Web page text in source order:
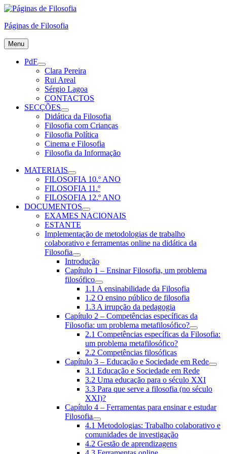
Skip
content
Páginas de Filosofia
Menu
PdF
expand
child
menu
Clara Pereira
Rui Areal
Sérgio Lagoa
CONTACTOS
SECÇÕES
expand
child
menu
Didática da Filosofia
Filosofia com Crianças
Filosofia Política
Cinema e Filosofia
Filosofia da Informação
MATERIAIS
expand
child
menu
FILOSOFIA 10.º ANO
FILOSOFIA 11.º
FILOSOFIA 12.º ANO
DOCUMENTOS
expand
child
EXAMES NACIONAIS
ESTANTE
Implementação de metodologias de trabalho
colaborativo e ferramentas online na didática da
Filosofia
expand
child
menu
Introdução
Capítulo 1 – Ensinar Filosofia, um problema
filosófico
expand
child
menu
1.1 A ensinabilidade da Filosofia
1.2 O ensino público de filosofia
1.3 A irrupção da pedagogia
Capítulo 2 – Competências específicas da
Filosofia: um problema metafilosófico?
expand
child
2.1 Competências específicas da Filosofia:
um problema metafilosófico?
2.2 Competências filosóficas
Capítulo 3 – Educação e Sociedade em Rede
3.1 Educação e Sociedade em Rede
3.2 Uma educação para o século XXI
3.3 Para que serve a filosofia (no século
XXI)?
Capítulo 4 – Ferramentas para ensinar e estudar
Filosofia
expand
child
menu
4.1 Metodologias: Trabalho colaborativo e
comunidades de investigação
4.2 Gestão de aprendizagens